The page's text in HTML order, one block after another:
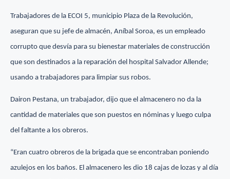
Trabajadores de la ECOI 5, municipio Plaza de la Revolución,
aseguran que su jefe de almacén, Aníbal Soroa, es un empleado
corrupto que desvía para su bienestar materiales de construcción
que son destinados a la reparación del hospital Salvador Allende;
usando a trabajadores para limpiar sus robos.
Dairon Pestana, un trabajador, dijo que el almacenero no da la
cantidad de materiales que son puestos en nóminas y luego culpa
del faltante a los obreros.
“Eran cuatro obreros de la brigada que se encontraban poniendo
azulejos en los baños. El almacenero les dio 18 cajas de lozas y al día